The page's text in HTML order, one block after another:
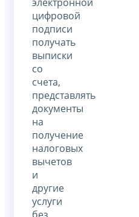
цифровой
подписи
получать
выписки
со
счета,
представлять
документы
на
получение
налоговых
вычетов
и
другие
услуги